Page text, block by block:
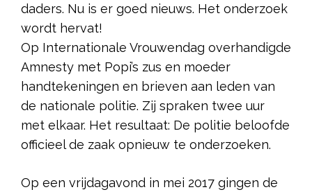
daders. Nu is er goed nieuws. Het onderzoek
wordt hervat!
Op Internationale Vrouwendag overhandigde
Amnesty met Popi’s zus en moeder
handtekeningen en brieven aan leden van
de nationale politie. Zij spraken twee uur
met elkaar. Het resultaat: De politie beloofde
officieel de zaak opnieuw te onderzoeken.
Op een vrijdagavond in mei 2017 gingen de